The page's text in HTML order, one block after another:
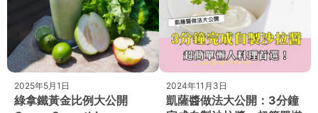
2025年5月1日
綠拿鐵黃金比例大公開
2024年11月3日
凱薩醬做法大公開：3分鐘